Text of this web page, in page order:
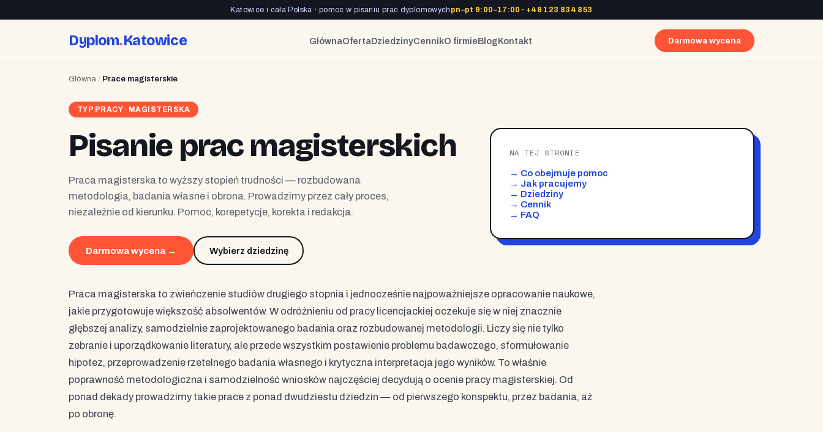
Katowice i cała Polska · pomoc w pisaniu prac dyplomowych pn–pt 9:00–17:00 · +48 123 834 853
Dyplom.Katowice GłównaOfertaDziedzinyCennikO firmieBlogKontakt Darmowa wycena
Główna / Prace magisterskie
TYP PRACY · MAGISTERSKA
Pisanie prac magisterskich
Praca magisterska to wyższy stopień trudności — rozbudowana
metodologia, badania własne i obrona. Prowadzimy przez cały proces,
niezależnie od kierunku. Pomoc, korepetycje, korekta i redakcja.
Darmowa wycena → Wybierz dziedzinę
NA TEJ STRONIE
→ Co obejmuje pomoc
→ Jak pracujemy
→ Dziedziny
→ Cennik
→ FAQ
Praca magisterska to zwieńczenie studiów drugiego stopnia i jednocześnie najpoważniejsze opracowanie naukowe,
jakie przygotowuje większość absolwentów. W odróżnieniu od pracy licencjackiej oczekuje się w niej znacznie
głębszej analizy, samodzielnie zaprojektowanego badania oraz rozbudowanej metodologii. Liczy się nie tylko
zebranie i uporządkowanie literatury, ale przede wszystkim postawienie problemu badawczego, sformułowanie
hipotez, przeprowadzenie rzetelnego badania własnego i krytyczna interpretacja jego wyników. To właśnie
poprawność metodologiczna i samodzielność wniosków najczęściej decydują o ocenie pracy magisterskiej. Od
ponad dekady prowadzimy takie prace z ponad dwudziestu dziedzin — od pierwszego konspektu, przez badania, aż
po obronę.